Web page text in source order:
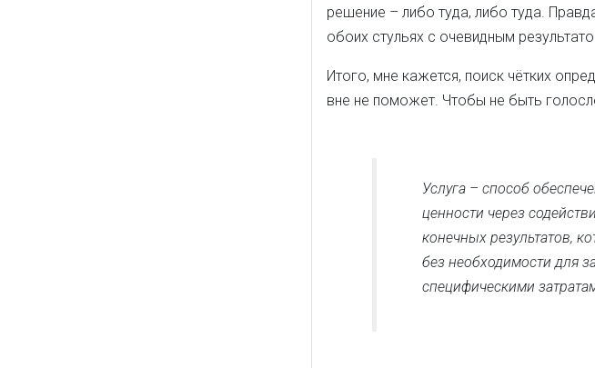
решение – либо туда, либо туда.
обоих стульях с очевидным
Итого, мне кажется, поиск чётких
вне не поможет. Чтобы не быть
Услуга – способ
ценности через
конечных результатов,
без необходимости для
специфическими